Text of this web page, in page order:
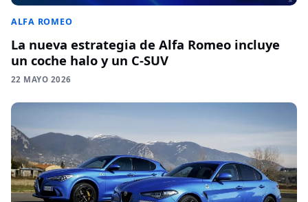
ALFA ROMEO
La nueva estrategia de Alfa Romeo incluye
un coche halo y un C-SUV
22 MAYO 2026